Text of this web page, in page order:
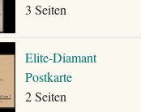
3 Seiten
Elite-Diamant
Postkarte
2 Seiten